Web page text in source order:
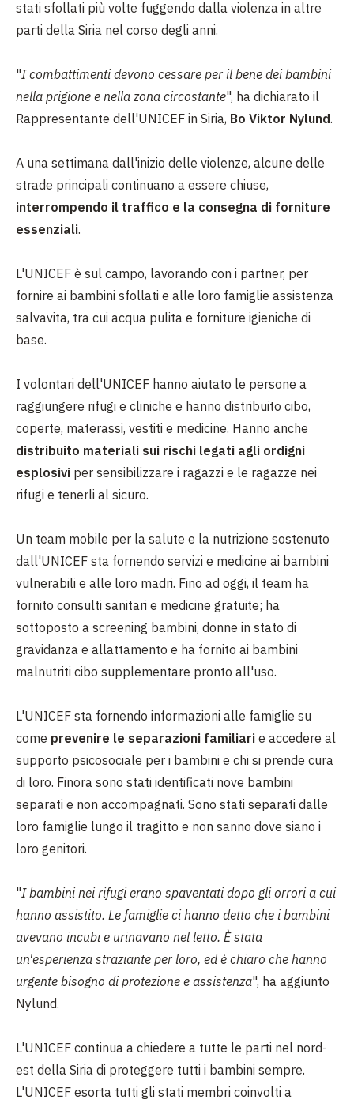
stati sfollati più volte fuggendo dalla violenza in altre
parti della Siria nel corso degli anni.
"I combattimenti devono cessare per il bene dei bambini
nella prigione e nella zona circostante", ha dichiarato il
Rappresentante dell'UNICEF in Siria, Bo Viktor Nylund.
A una settimana dall'inizio delle violenze, alcune delle
strade principali continuano a essere chiuse,
interrompendo il traffico e la consegna di forniture
essenziali.
L'UNICEF è sul campo, lavorando con i partner, per
fornire ai bambini sfollati e alle loro famiglie assistenza
salvavita, tra cui acqua pulita e forniture igieniche di
base.
I volontari dell'UNICEF hanno aiutato le persone a
raggiungere rifugi e cliniche e hanno distribuito cibo,
coperte, materassi, vestiti e medicine. Hanno anche
distribuito materiali sui rischi legati agli ordigni
esplosivi per sensibilizzare i ragazzi e le ragazze nei
rifugi e tenerli al sicuro.
Un team mobile per la salute e la nutrizione sostenuto
dall'UNICEF sta fornendo servizi e medicine ai bambini
vulnerabili e alle loro madri. Fino ad oggi, il team ha
fornito consulti sanitari e medicine gratuite; ha
sottoposto a screening bambini, donne in stato di
gravidanza e allattamento e ha fornito ai bambini
malnutriti cibo supplementare pronto all'uso.
L'UNICEF sta fornendo informazioni alle famiglie su
come prevenire le separazioni familiari e accedere al
supporto psicosociale per i bambini e chi si prende cura
di loro. Finora sono stati identificati nove bambini
separati e non accompagnati. Sono stati separati dalle
loro famiglie lungo il tragitto e non sanno dove siano i
loro genitori.
"I bambini nei rifugi erano spaventati dopo gli orrori a cui
hanno assistito. Le famiglie ci hanno detto che i bambini
avevano incubi e urinavano nel letto. È stata
un'esperienza straziante per loro, ed è chiaro che hanno
urgente bisogno di protezione e assistenza", ha aggiunto
Nylund.
L'UNICEF continua a chiedere a tutte le parti nel nord-
est della Siria di proteggere tutti i bambini sempre.
L'UNICEF esorta tutti gli stati membri coinvolti a